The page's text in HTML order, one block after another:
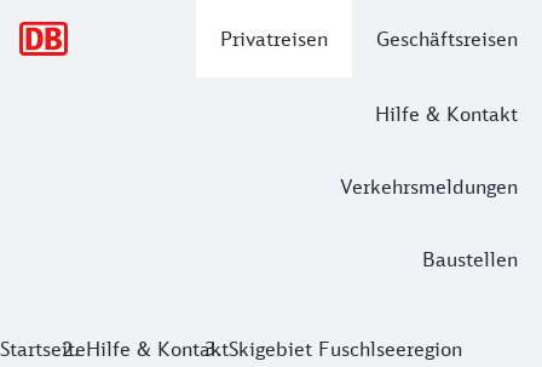
Privatreisen Geschäftsreisen
Hilfe & Kontakt
Verkehrsmeldungen
Baustellen
StartseiteHilfe & KontaktSkigebiet Fuschlseeregion